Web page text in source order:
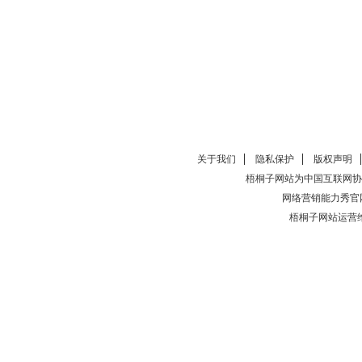
关于我们 隐私保护
版权声明
梧桐子网站为中国互联网
网络营销能力秀官
梧桐子网站运营